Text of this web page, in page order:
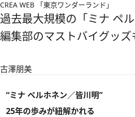
CREA WEB 「東京ワンダーランド」
過去最大規模の「ミナ ペ
編集部のマストバイグッズ
古澤朋美
“ミナ ペルホネン／皆川明”
25年の歩みが紐解かれる